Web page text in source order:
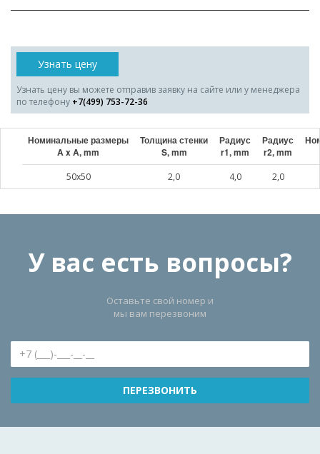
Узнать цену
Узнать цену вы можете отправив заявку на сайте или у менеджера
по телефону +7(499) 753-72-36
Номинальные размеры
A x A, mm
Толщина стенки
S, mm
Радиус
r1, mm
Радиус
r2, mm
50x50 2,0 4,0 2,0
У вас есть вопросы?
Оставьте свой номер и
мы вам перезвоним